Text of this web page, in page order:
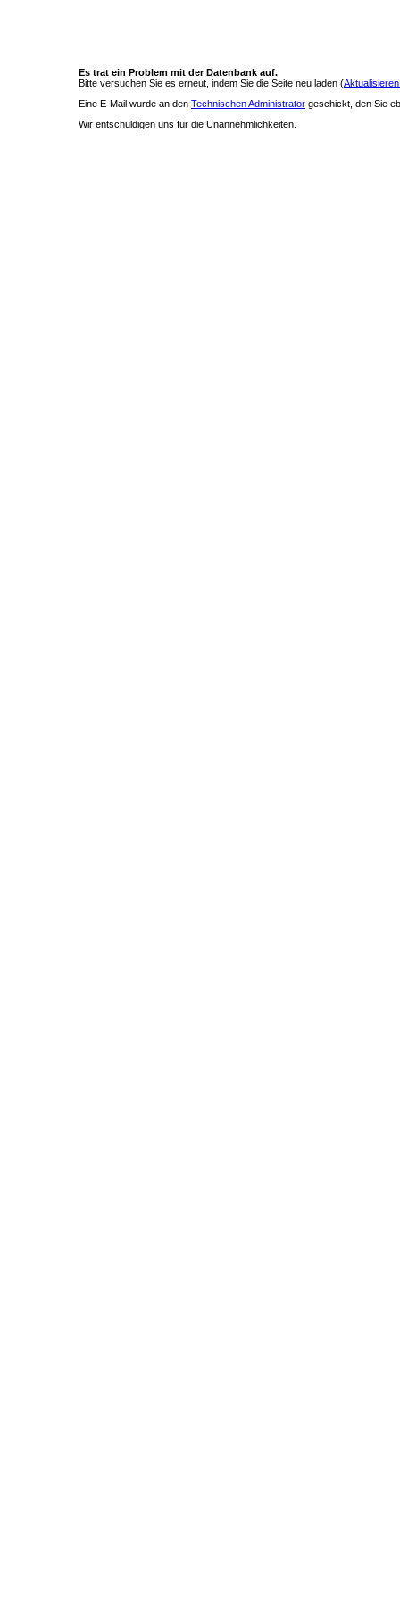
Es trat ein Problem mit der Datenbank auf.
Bitte versuchen Sie es erneut, indem Sie die Seite neu laden (
Eine E-Mail wurde an den Technischen Administrator geschickt, den Sie
Wir entschuldigen uns für die Unannehmlichkeiten.